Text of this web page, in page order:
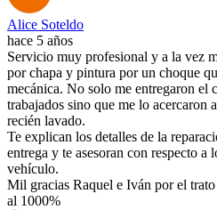
Alice Soteldo
hace 5 años
Servicio muy profesional y a la vez
por chapa y pintura por un choque
mecánica. No solo me entregaron el
trabajados sino que me lo acercaron
recién lavado.
Te explican los detalles de la
entrega y te asesoran con respecto a
vehículo.
Mil gracias Raquel e Iván por el
al 1000%